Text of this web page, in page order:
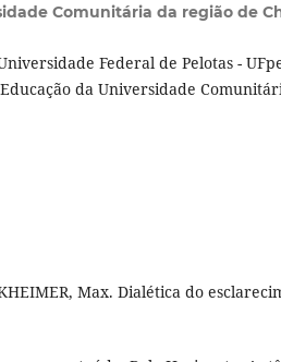
Comunitária da região de
Federal de Pelotas -
da Universidade
Max. Dialética do